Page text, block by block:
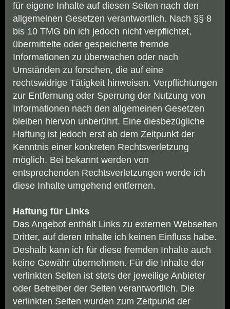
für eigene Inhalte auf diesen Seiten nach den
allgemeinen Gesetzen verantwortlich. Nach §§ 8
bis 10 TMG bin ich jedoch nicht verpflichtet,
übermittelte oder gespeicherte fremde
Informationen zu überwachen oder nach
Umständen zu forschen, die auf eine
rechtswidrige Tätigkeit hinweisen. Verpflichtungen
zur Entfernung oder Sperrung der Nutzung von
Informationen nach den allgemeinen Gesetzen
bleiben hiervon unberührt. Eine diesbezügliche
Haftung ist jedoch erst ab dem Zeitpunkt der
Kenntnis einer konkreten Rechtsverletzung
möglich. Bei bekannt werden von
entsprechenden Rechtsverletzungen werde ich
diese Inhalte umgehend entfernen.
Haftung für Links
Das Angebot enthält Links zu externen Webseiten
Dritter, auf deren Inhalte ich keinen Einfluss habe.
Deshalb kann ich für diese fremden Inhalte auch
keine Gewähr übernehmen. Für die Inhalte der
verlinkten Seiten ist stets der jeweilige Anbieter
oder Betreiber der Seiten verantwortlich. Die
verlinkten Seiten wurden zum Zeitpunkt der